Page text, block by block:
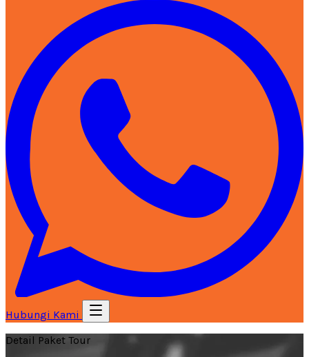
Hubungi Kami
Detail Paket Tour